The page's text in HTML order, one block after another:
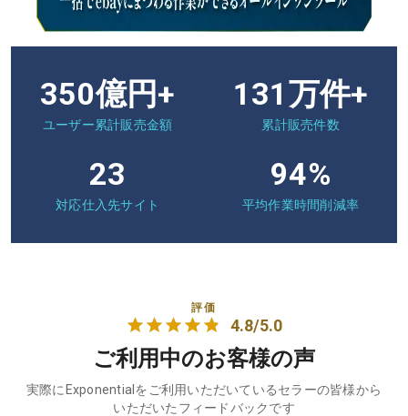
350億円+
ユーザー累計販売金額
131万件+
累計販売件数
23
対応仕入先サイト
94%
平均作業時間削減率
評価
4.8/5.0
ご利用中のお客様の声
実際にExponentialをご利用いただいているセラーの皆様から
いただいたフィードバックです